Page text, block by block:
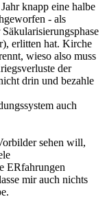
knapp eine halbe
- als
erlitten hat. Kirche
wieso also muss
der
drin und bezahle
auch
sehen will,
ERfahrungen
mir auch nichts